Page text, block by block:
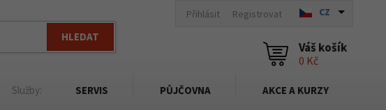
HLEDAT
Přihlásit Registrovat CZ
Váš košík
0 Kč
Služby: SERVIS PŮJČOVNA AKCE A KURZY